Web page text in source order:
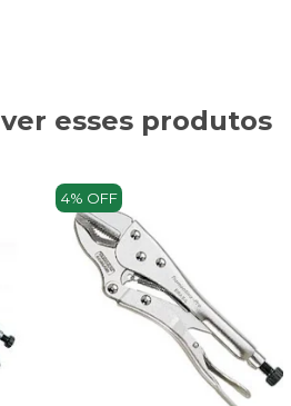
esses produtos
4% OFF